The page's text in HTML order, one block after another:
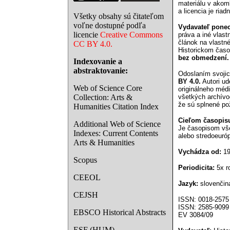
Všetky obsahy sú čitateľom
voľne dostupné podľa
licencie Creative Commons
CC BY 4.0.
Indexovanie a
abstraktovanie:
Web of Science Core
Collection: Arts &
Humanities Citation Index
Additional Web of Science
Indexes: Current Contents
Arts & Humanities
Scopus
CEEOL
CEJSH
EBSCO Historical Abstracts
materiálu v
a licencia je
Vydavateľ
práva a iné
článok na
Historickom
bez obmedzení.
Odoslaním
BY 4.0. Autori
originálneho
všetkých
že sú splnené
Cieľom
Je časopisom
alebo
Vychádza od:
Periodicita: 5x
Jazyk:
ISSN: 0018-
ISSN: 2585-
EV 3084/09